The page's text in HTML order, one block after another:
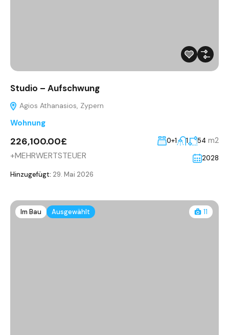
Studio – Aufschwung
Agios Athanasios, Zypern
Wohnung
226,100.00£
+MEHRWERTSTEUER
0+1 1 54 m2
2028
Hinzugefügt: 29. Mai 2026
Im Bau Ausgewählt 11